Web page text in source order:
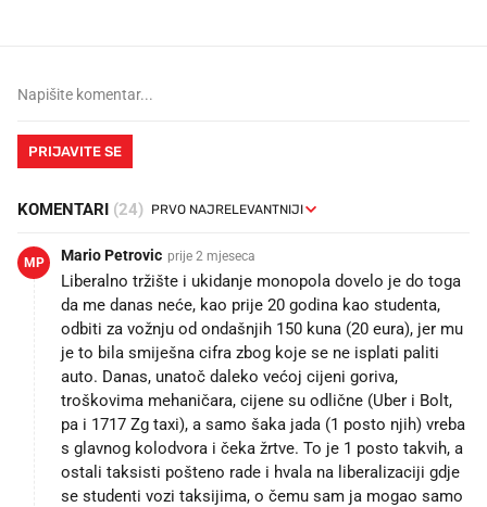
PRIJAVITE SE
KOMENTARI (24)
MP Mario Petrovic prije 2 mjeseca
Liberalno tržište i ukidanje monopola dovelo je do toga
da me danas neće, kao prije 20 godina kao studenta,
odbiti za vožnju od ondašnjih 150 kuna (20 eura), jer mu
je to bila smiješna cifra zbog koje se ne isplati paliti
auto. Danas, unatoč daleko većoj cijeni goriva,
troškovima mehaničara, cijene su odlične (Uber i Bolt,
pa i 1717 Zg taxi), a samo šaka jada (1 posto njih) vreba
s glavnog kolodvora i čeka žrtve. To je 1 posto takvih, a
ostali taksisti pošteno rade i hvala na liberalizaciji gdje
se studenti vozi taksijima, o čemu sam ja mogao samo